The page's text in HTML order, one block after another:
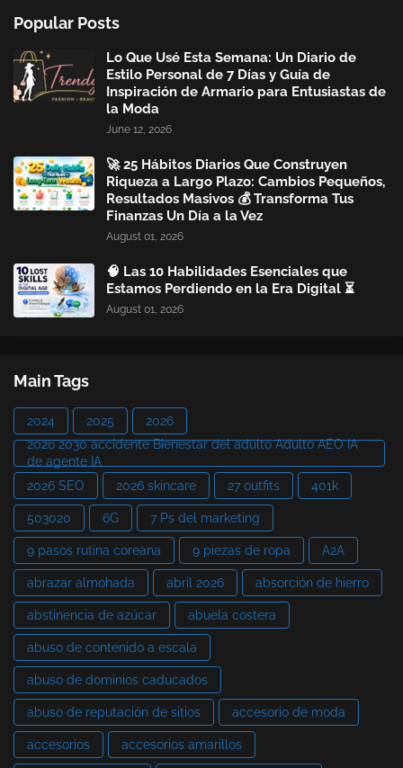
Popular Posts
Lo Que Usé Esta Semana: Un Diario de
Estilo Personal de 7 Días y Guía de
Inspiración de Armario para Entusiastas de
la Moda
June 12, 2026
🚀 25 Hábitos Diarios Que Construyen
Riqueza a Largo Plazo: Cambios Pequeños,
Resultados Masivos 💰 Transforma Tus
Finanzas Un Día a la Vez
August 01, 2026
🧠 Las 10 Habilidades Esenciales que
Estamos Perdiendo en la Era Digital ⏳
August 01, 2026
Main Tags
2024 2025
2026
2026 2030 accidente Bienestar del adulto Adulto AEO IA
de agente IA
2026 SEO
2026 skincare 27 outfits 401k
503020 6G 7 Ps del marketing
9 pasos rutina coreana 9 piezas de ropa A2A
abrazar almohada abril 2026 absorción de hierro
abstinencia de azúcar abuela costera
abuso de contenido a escala
abuso de dominios caducados
abuso de reputación de sitios accesorio de moda
accesorios accesorios amarillos